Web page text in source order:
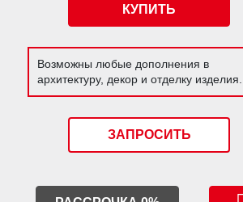
КУПИТЬ
Возможны любые дополнения в
архитектуру, декор и отделку изделия.
ЗАПРОСИТЬ